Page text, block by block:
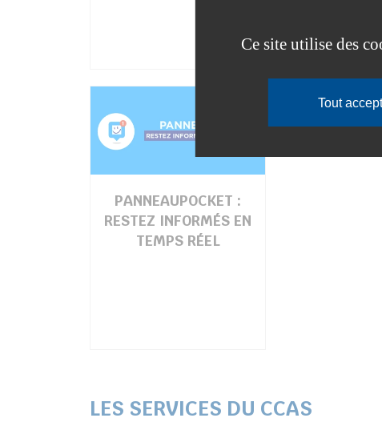
PANNEAUPOCKET :
RESTEZ INFORMÉS EN
TEMPS RÉEL
LES SERVICES DU CCAS
Ce site utilise des
Tout